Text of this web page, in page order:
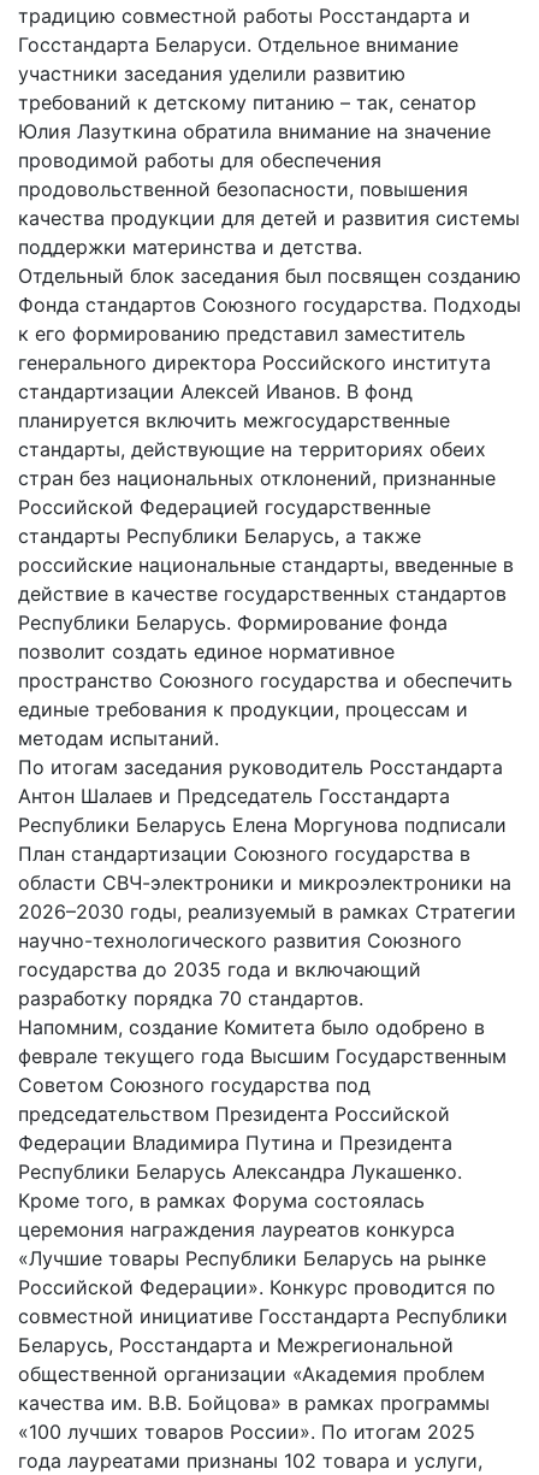
традицию совместной работы Росстандарта и
Госстандарта Беларуси. Отдельное внимание
участники заседания уделили развитию
требований к детскому питанию – так, сенатор
Юлия Лазуткина обратила внимание на значение
проводимой работы для обеспечения
продовольственной безопасности, повышения
качества продукции для детей и развития системы
поддержки материнства и детства.
Отдельный блок заседания был посвящен созданию
Фонда стандартов Союзного государства. Подходы
к его формированию представил заместитель
генерального директора Российского института
стандартизации Алексей Иванов. В фонд
планируется включить межгосударственные
стандарты, действующие на территориях обеих
стран без национальных отклонений, признанные
Российской Федерацией государственные
стандарты Республики Беларусь, а также
российские национальные стандарты, введенные в
действие в качестве государственных стандартов
Республики Беларусь. Формирование фонда
позволит создать единое нормативное
пространство Союзного государства и обеспечить
единые требования к продукции, процессам и
методам испытаний.
По итогам заседания руководитель Росстандарта
Антон Шалаев и Председатель Госстандарта
Республики Беларусь Елена Моргунова подписали
План стандартизации Союзного государства в
области СВЧ-электроники и микроэлектроники на
2026–2030 годы, реализуемый в рамках Стратегии
научно-технологического развития Союзного
государства до 2035 года и включающий
разработку порядка 70 стандартов.
Напомним, создание Комитета было одобрено в
феврале текущего года Высшим Государственным
Советом Союзного государства под
председательством Президента Российской
Федерации Владимира Путина и Президента
Республики Беларусь Александра Лукашенко.
Кроме того, в рамках Форума состоялась
церемония награждения лауреатов конкурса
«Лучшие товары Республики Беларусь на рынке
Российской Федерации». Конкурс проводится по
совместной инициативе Госстандарта Республики
Беларусь, Росстандарта и Межрегиональной
общественной организации «Академия проблем
качества им. В.В. Бойцова» в рамках программы
«100 лучших товаров России». По итогам 2025
года лауреатами признаны 102 товара и услуги,